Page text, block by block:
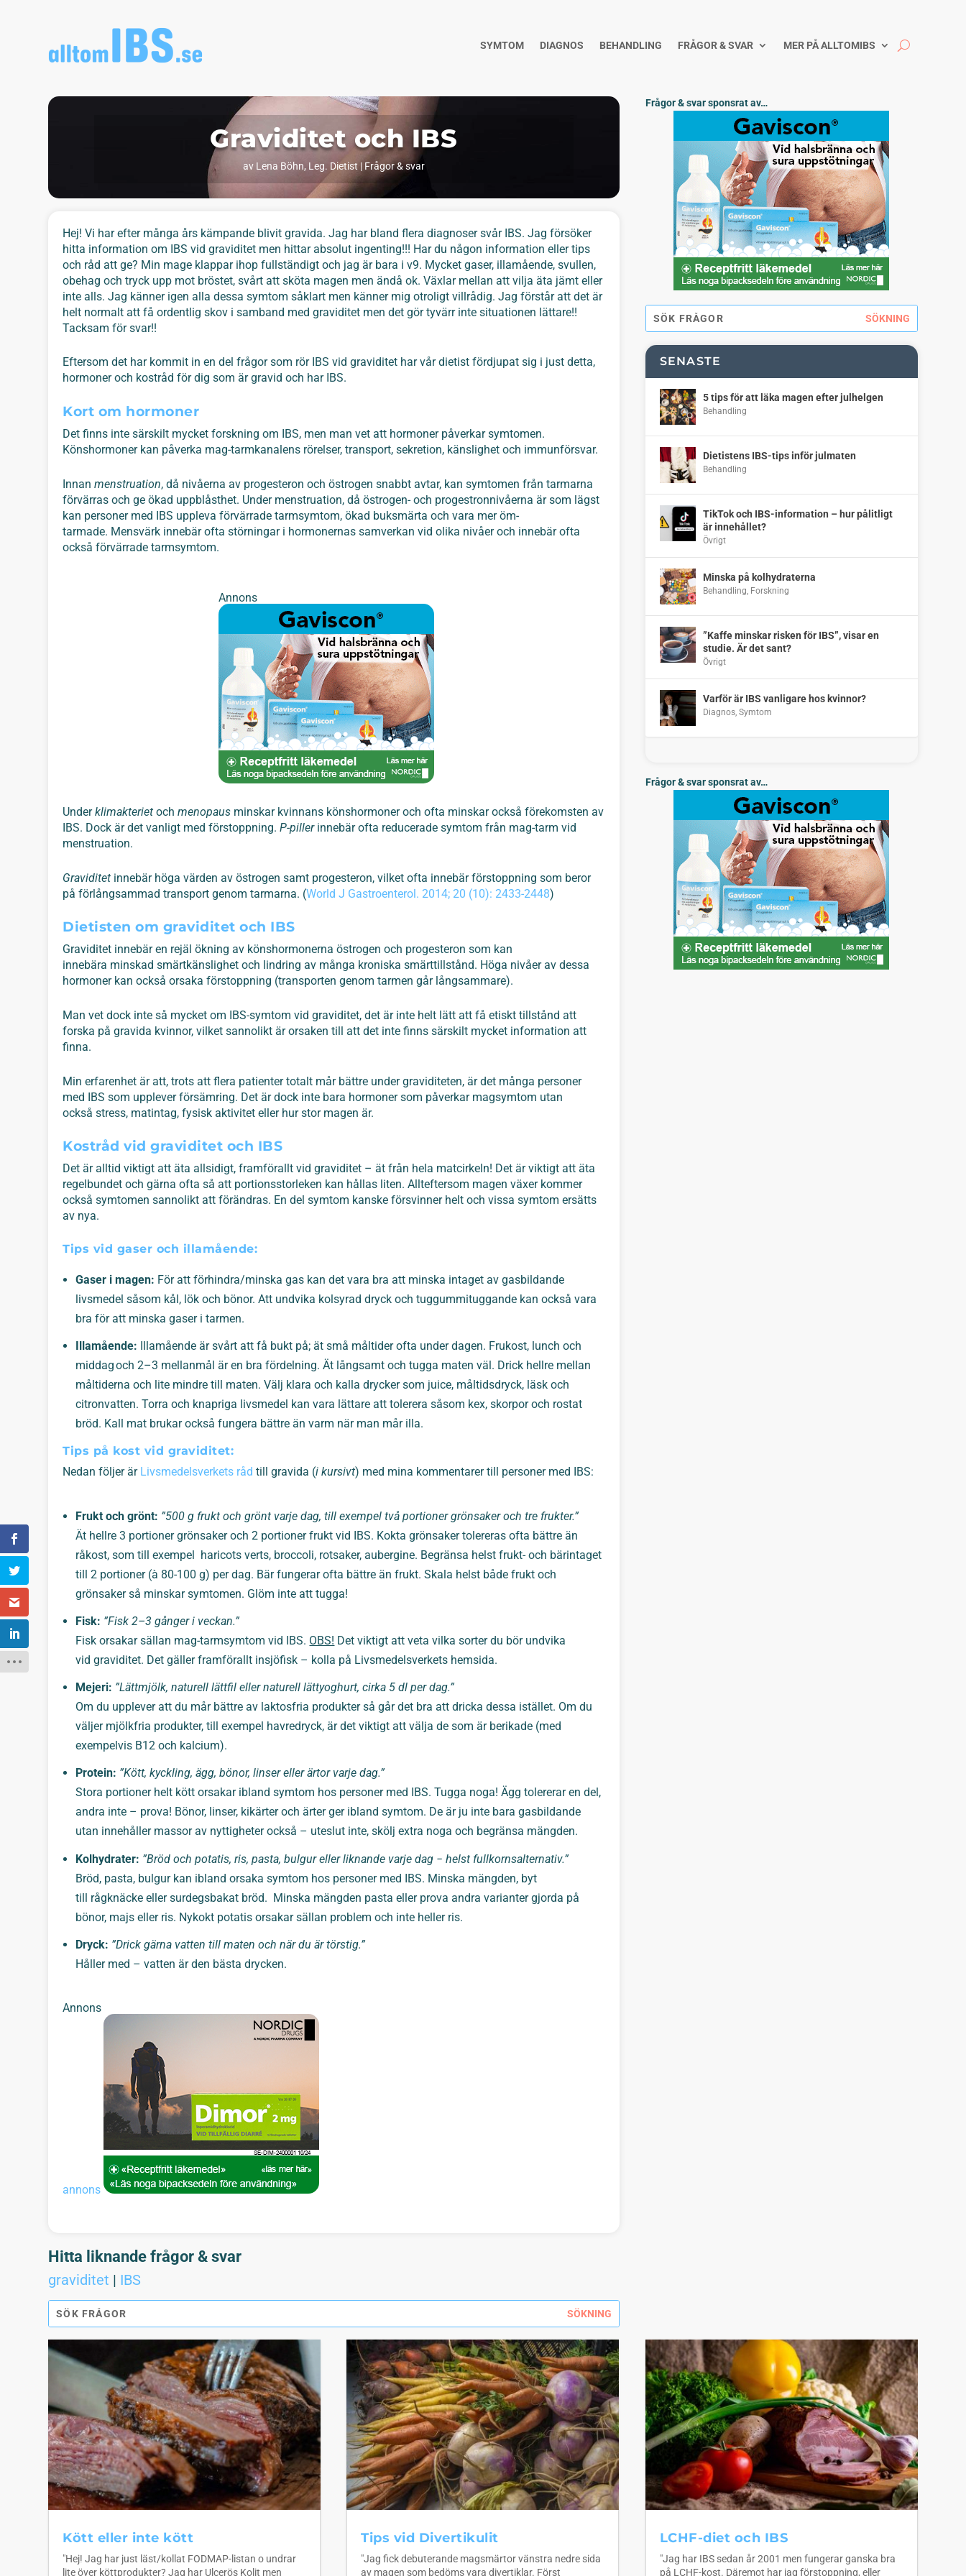
SYMTOM DIAGNOS BEHANDLING FRÅGOR & SVAR MER PÅ ALLTOMIBS
Graviditet och IBS
av Lena Böhn, Leg. Dietist | Frågor & svar
Hej! Vi har efter många års kämpande blivit gravida. Jag har bland flera diagnoser svår IBS. Jag försöker
hitta information om IBS vid graviditet men hittar absolut ingenting!!! Har du någon information eller tips
och råd att ge? Min mage klappar ihop fullständigt och jag är bara i v9. Mycket gaser, illamående, svullen,
obehag och tryck upp mot bröstet, svårt att sköta magen men ändå ok. Växlar mellan att vilja äta jämt eller
inte alls. Jag känner igen alla dessa symtom såklart men känner mig otroligt villrådig. Jag förstår att det är
helt normalt att få ordentlig skov i samband med graviditet men det gör tyvärr inte situationen lättare!!
Tacksam för svar!!
Eftersom det har kommit in en del frågor som rör IBS vid graviditet har vår dietist fördjupat sig i just detta,
hormoner och kostråd för dig som är gravid och har IBS.
Kort om hormoner
Det finns inte särskilt mycket forskning om IBS, men man vet att hormoner påverkar symtomen.
Könshormoner kan påverka mag-tarmkanalens rörelser, transport, sekretion, känslighet och immunförsvar.
Innan menstruation, då nivåerna av progesteron och östrogen snabbt avtar, kan symtomen från tarmarna
förvärras och ge ökad uppblåsthet. Under menstruation, då östrogen- och progestronnivåerna är som lägst
kan personer med IBS uppleva förvärrade tarmsymtom, ökad buksmärta och vara mer öm-
tarmade. Mensvärk innebär ofta störningar i hormonernas samverkan vid olika nivåer och innebär ofta
också förvärrade tarmsymtom.
Annons
Underklimakterietoch menopaus minskar kvinnans könshormoner och ofta minskar också förekomsten av
IBS. Dock är det vanligt med förstoppning. P-pillerinnebär ofta reducerade symtom från mag-tarm vid
menstruation.
Graviditet innebär höga värden av östrogen samt progesteron, vilket ofta innebär förstoppning som beror
på förlångsammad transport genom tarmarna. (World J Gastroenterol. 2014; 20 (10): 2433-2448)
Dietisten om graviditet och IBS
Graviditet innebär en rejäl ökning av könshormonerna östrogen och progesteron som kan
innebära minskad smärtkänslighet och lindring av många kroniska smärttillstånd. Höga nivåer av dessa
hormoner kan också orsaka förstoppning (transporten genom tarmen går långsammare).
Man vet dock inte så mycket om IBS-symtom vid graviditet, det är inte helt lätt att få etiskt tillstånd att
forska på gravida kvinnor, vilket sannolikt är orsaken till att det inte finns särskilt mycket information att
finna.
Min erfarenhet är att, trots att flera patienter totalt mår bättre under graviditeten, är det många personer
med IBS som upplever försämring. Det är dock inte bara hormoner som påverkar magsymtom utan
också stress, matintag, fysisk aktivitet eller hur stor magen är.
Kostråd vid graviditet och IBS
Det är alltid viktigt att äta allsidigt, framförallt vid graviditet – ät från hela matcirkeln! Det är viktigt att äta
regelbundet och gärna ofta så att portionsstorleken kan hållas liten. Allteftersom magen växer kommer
också symtomen sannolikt att förändras. En del symtom kanske försvinner helt och vissa symtom ersätts
av nya.
Tips vid gaser och illamående:
Gaser i magen: För att förhindra/minska gas kan det vara bra att minska intaget av gasbildande
livsmedel såsom kål, lök och bönor. Att undvika kolsyrad dryck och tuggummituggande kan också vara
bra för att minska gaser i tarmen.
Illamående: Illamående är svårt att få bukt på; ät små måltider ofta under dagen. Frukost, lunch och
middag och 2–3 mellanmål är en bra fördelning. Ät långsamt och tugga maten väl. Drick hellre mellan
måltiderna och lite mindre till maten. Välj klara och kalla drycker som juice, måltidsdryck, läsk och
citronvatten. Torra och knapriga livsmedel kan vara lättare att tolerera såsom kex, skorpor och rostat
bröd. Kall mat brukar också fungera bättre än varm när man mår illa.
Tips på kost vid graviditet:
Nedan följer är Livsmedelsverkets råd till gravida (i kursivt) med mina kommentarer till personer med IBS:
Frukt och grönt: ”500 g frukt och grönt varje dag, till exempel två portioner grönsaker och tre frukter.”
Ät hellre 3 portioner grönsaker och 2 portioner frukt vid IBS. Kokta grönsaker tolereras ofta bättre än
råkost, som till exempel haricots verts, broccoli, rotsaker, aubergine. Begränsa helst frukt- och bärintaget
till 2 portioner (à 80-100 g) per dag. Bär fungerar ofta bättre än frukt. Skala helst både frukt och
grönsaker så minskar symtomen. Glöm inte att tugga!
Fisk: ”Fisk 2–3 gånger i veckan.”
Fisk orsakar sällan mag-tarmsymtom vid IBS. OBS! Det viktigt att veta vilka sorter du bör undvika
vid graviditet. Det gäller framförallt insjöfisk – kolla på Livsmedelsverkets hemsida.
Mejeri: ”Lättmjölk, naturell lättfil eller naturell lättyoghurt, cirka 5 dl per dag.”
Om du upplever att du mår bättre av laktosfria produkter så går det bra att dricka dessa istället. Om du
väljer mjölkfria produkter, till exempel havredryck, är det viktigt att välja de som är berikade (med
exempelvis B12 och kalcium).
Protein: ”Kött, kyckling, ägg, bönor, linser eller ärtor varje dag.”
Stora portioner helt kött orsakar ibland symtom hos personer med IBS. Tugga noga! Ägg tolererar en del,
andra inte – prova! Bönor, linser, kikärter och ärter ger ibland symtom. De är ju inte bara gasbildande
utan innehåller massor av nyttigheter också – uteslut inte, skölj extra noga och begränsa mängden.
Kolhydrater: ”Bröd och potatis, ris, pasta, bulgur eller liknande varje dag − helst fullkornsalternativ.”
Bröd, pasta, bulgur kan ibland orsaka symtom hos personer med IBS. Minska mängden, byt
till rågknäcke eller surdegsbakat bröd. Minska mängden pasta eller prova andra varianter gjorda på
bönor, majs eller ris. Nykokt potatis orsakar sällan problem och inte heller ris.
Dryck: ”Drick gärna vatten till maten och när du är törstig.”
Håller med – vatten är den bästa drycken.
Annons
annons
Hitta liknande frågor & svar
graviditet | IBS
Frågor & svar sponsrat av…
SENASTE
5 tips för att läka magen efter julhelgen
Behandling
Dietistens IBS-tips inför julmaten
Behandling
TikTok och IBS-information – hur pålitligt
är innehållet?
Övrigt
Minska på kolhydraterna
Behandling, Forskning
”Kaffe minskar risken för IBS”, visar en
studie. Är det sant?
Övrigt
Varför är IBS vanligare hos kvinnor?
Diagnos, Symtom
Frågor & svar sponsrat av…
Kött eller inte kött
"Hej! Jag har just läst/kollat FODMAP-listan o undrar
lite över köttprodukter? Jag har Ulcerös Kolit men
Tips vid Divertikulit
"Jag fick debuterande magsmärtor vänstra nedre sida
av magen som bedöms vara divertiklar. Först
LCHF-diet och IBS
"Jag har IBS sedan år 2001 men fungerar ganska bra
på LCHF-kost. Däremot har jag förstoppning, eller